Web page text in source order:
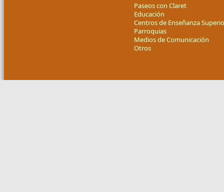
Paseos con Claret
Educación
Centros de Enseñanza
Parroquias
Medios de Comunicación
Otros